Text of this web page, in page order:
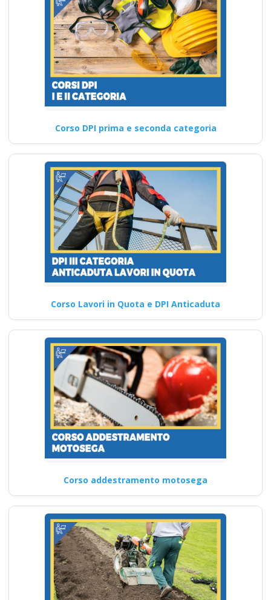
Corso DPI prima e seconda categoria
Corso Lavori in Quota e DPI Anticaduta
Corso addestramento motosega